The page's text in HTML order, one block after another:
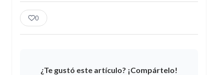
0
¿Te gustó este artículo? ¡Compártelo!